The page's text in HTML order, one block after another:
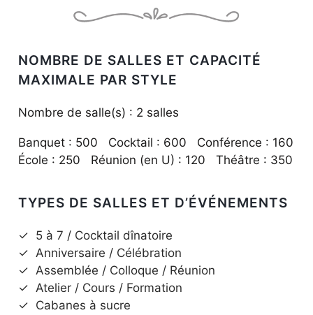
NOMBRE DE SALLES ET CAPACITÉ
MAXIMALE PAR STYLE
Nombre de salle(s) : 2 salles
Banquet : 500 Cocktail : 600 Conférence : 160
École : 250 Réunion (en U) : 120 Théâtre : 350
TYPES DE SALLES ET D’ÉVÉNEMENTS
✓ 5 à 7 / Cocktail dînatoire
✓ Anniversaire / Célébration
✓ Assemblée / Colloque / Réunion
✓ Atelier / Cours / Formation
✓ Cabanes à sucre